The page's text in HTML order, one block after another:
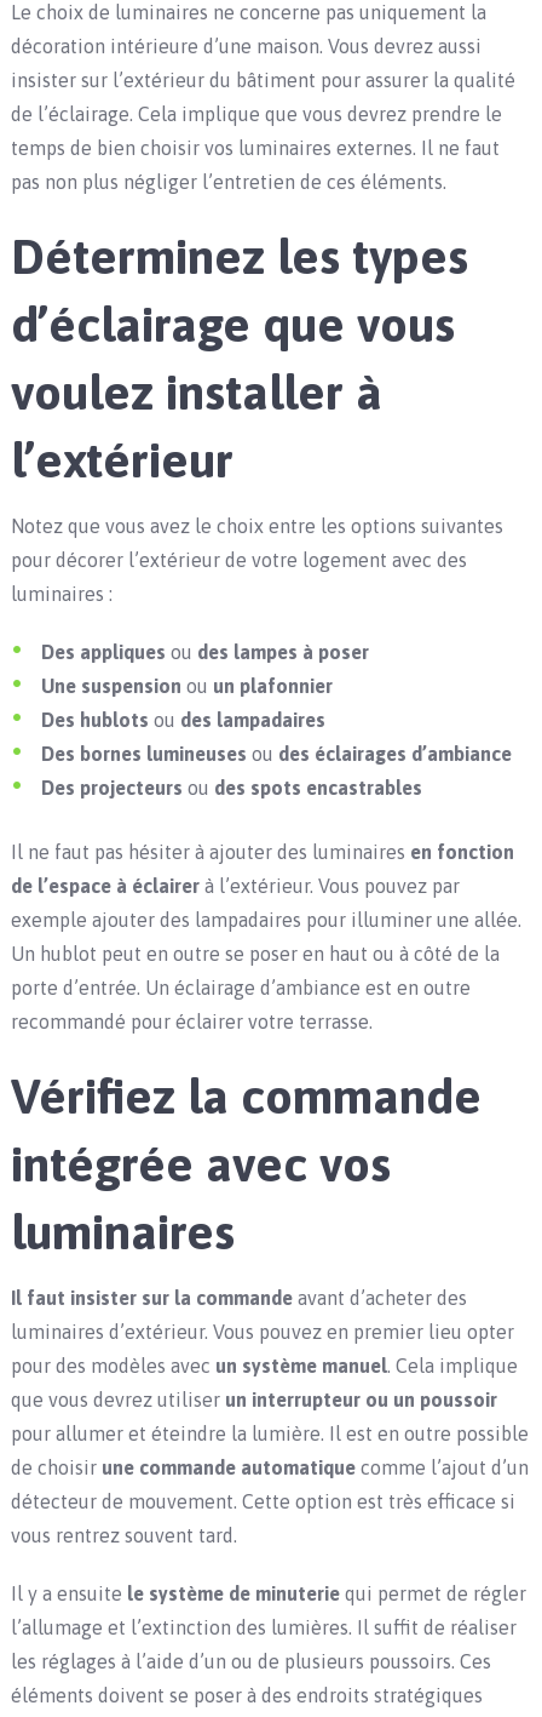
Le choix de luminaires ne concerne pas uniquement la
décoration intérieure d’une maison. Vous devrez aussi
insister sur l’extérieur du bâtiment pour assurer la qualité
de l’éclairage. Cela implique que vous devrez prendre le
temps de bien choisir vos luminaires externes. Il ne faut
pas non plus négliger l’entretien de ces éléments.
Déterminez les types
d’éclairage que vous
voulez installer à
l’extérieur
Notez que vous avez le choix entre les options suivantes
pour décorer l’extérieur de votre logement avec des
luminaires :
Des appliques ou des lampes à poser
Une suspension ou un plafonnier
Des hublots ou des lampadaires
Des bornes lumineuses ou des éclairages d’ambiance
Des projecteurs ou des spots encastrables
Il ne faut pas hésiter à ajouter des luminaires en fonction
de l’espace à éclairerà l’extérieur. Vous pouvez par
exemple ajouter des lampadaires pour illuminer une allée.
Un hublot peut en outre se poser en haut ou à côté de la
porte d’entrée. Un éclairage d’ambiance est en outre
recommandé pour éclairer votre terrasse.
Vérifiez la commande
intégrée avec vos
luminaires
Il faut insister sur la commandeavant d’acheter des
luminaires d’extérieur. Vous pouvez en premier lieu opter
pour des modèles avec un système manuel. Cela implique
que vous devrez utiliser un interrupteur ou un poussoir
pour allumer et éteindre la lumière. Il est en outre possible
de choisir une commande automatiquecomme l’ajout d’un
détecteur de mouvement. Cette option est très efficace si
vous rentrez souvent tard.
Il y a ensuite le système de minuteriequi permet de régler
l’allumage et l’extinction des lumières. Il suffit de réaliser
les réglages à l’aide d’un ou de plusieurs poussoirs. Ces
éléments doivent se poser à des endroits stratégiques